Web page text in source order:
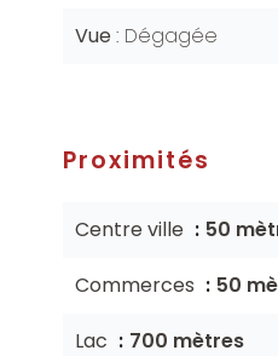
Vue Dégagée
Proximités
Centre ville
50
Commerces
50
Lac
700 mètres